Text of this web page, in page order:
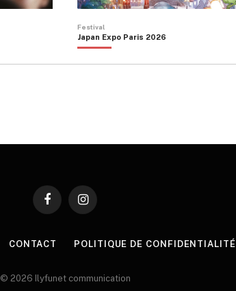
Festival
Japan Expo Paris 2026
FacebookInstagram
CONTACT POLITIQUE DE CONFIDENTIALITÉ
© 2026 Ilyfunet communication